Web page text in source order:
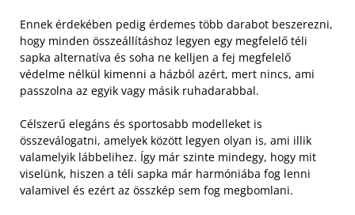
Ennek érdekében pedig érdemes több darabot beszerezni,
hogy minden összeállításhoz legyen egy megfelelő téli
sapka alternatíva és soha ne kelljen a fej megfelelő
védelme nélkül kimenni a házból azért, mert nincs, ami
passzolna az egyik vagy másik ruhadarabbal.
Célszerű elegáns és sportosabb modelleket is
összeválogatni, amelyek között legyen olyan is, ami illik
valamelyik lábbelihez. Így már szinte mindegy, hogy mit
viselünk, hiszen a téli sapka már harmóniába fog lenni
valamivel és ezért az összkép sem fog megbomlani.